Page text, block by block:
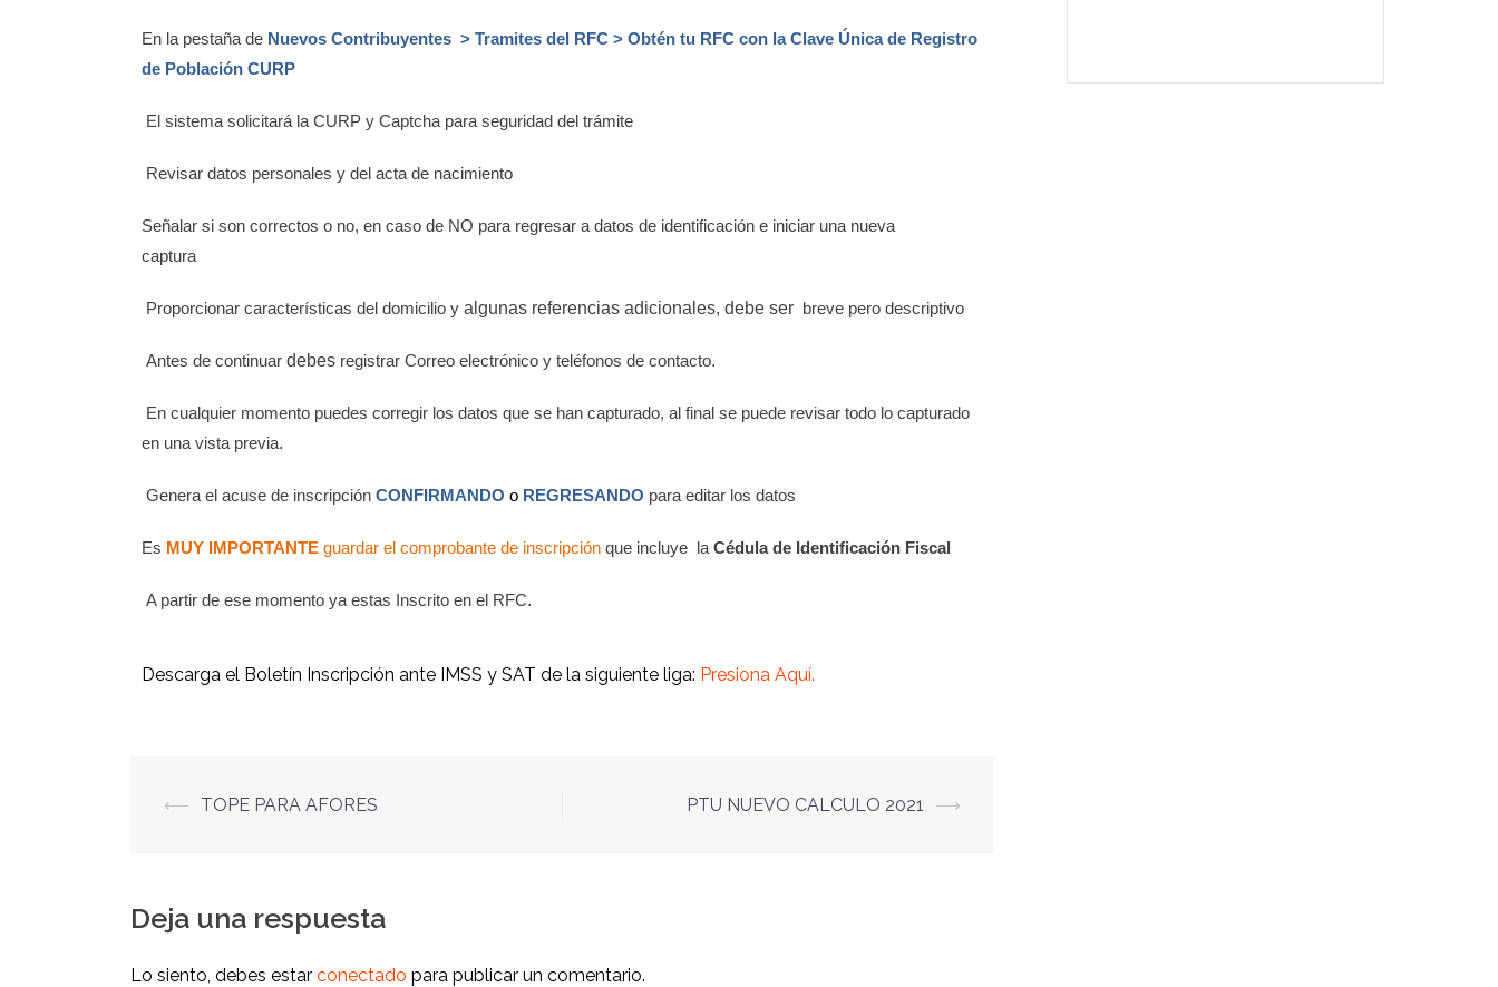
En la pestaña de Nuevos Contribuyentes > Tramites del RFC > Obtén tu RFC con la Clave Única de Registro
de Población CURP
El sistema solicitará la CURP y Captcha para seguridad del trámite
Revisar datos personales y del acta de nacimiento
Señalar si son correctos o no, en caso de NO para regresar a datos de identificación e iniciar una nueva
captura
Proporcionar características del domicilio y algunas referencias adicionales, debe ser breve pero descriptivo
Antes de continuar debes registrar Correo electrónico y teléfonos de contacto.
En cualquier momento puedes corregir los datos que se han capturado, al final se puede revisar todo lo capturado
en una vista previa.
Genera el acuse de inscripción CONFIRMANDO o REGRESANDO para editar los datos
Es MUY IMPORTANTE guardar el comprobante de inscripción que incluye la Cédula de Identificación Fiscal
A partir de ese momento ya estas Inscrito en el RFC.
Descarga el Boletín Inscripción ante IMSS y SAT de la siguiente liga: Presiona Aquí.
⟵ TOPE PARA AFORES PTU NUEVO CALCULO 2021 ⟶
Deja una respuesta
Lo siento, debes estar conectado para publicar un comentario.